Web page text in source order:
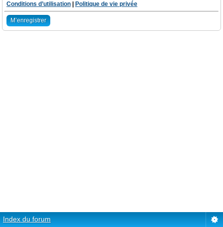
Conditions d’utilisation
Politique de vie privée
M’enregistrer
Index du forum